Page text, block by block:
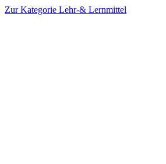
Zur Kategorie Lehr-& Lernmittel